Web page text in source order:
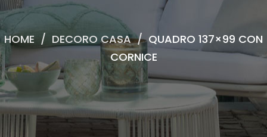
HOME / DECORO CASA / QUADRO 137×99 CON
CORNICE